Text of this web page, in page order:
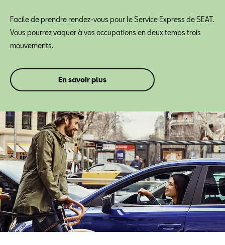
Facile de prendre rendez-vous pour le Service Express de SEAT.
Vous pourrez vaquer à vos occupations en deux temps trois
mouvements.
En savoir plus